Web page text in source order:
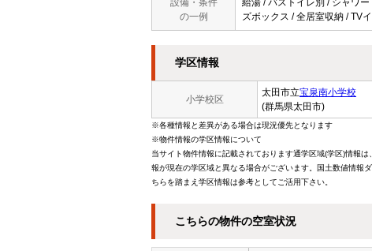
設備・条件
の一例
給湯 / バストイレ別 / シャワ
ズボックス / 全居室収納 / TV
学区情報
小学校区
太田市立宝泉南小学校
(群馬県太田市)
※各種情報と差異がある場合は現況優先となります
※物件情報の学区情報について
当サイト物件情報に記載されております通学区域(学区)情報
報が現在の学区域と異なる場合がございます。国土数値情報
ちらを踏まえ学区情報は参考としてご活用下さい。
こちらの物件の空室状況